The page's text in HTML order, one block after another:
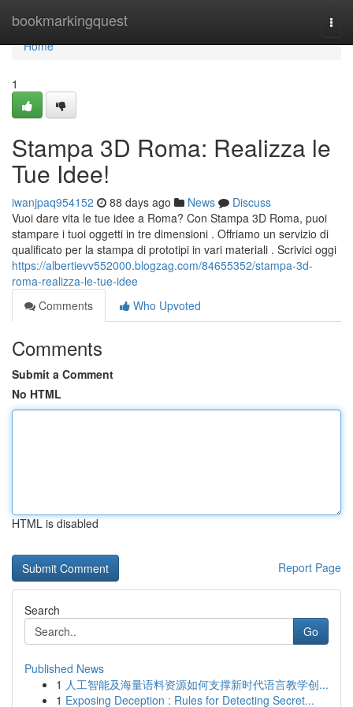
bookmarkingquest
Home
Home
1
Stampa 3D Roma: Realizza le
Tue Idee!
iwanjpaq954152 88 days ago News
Discuss
Vuoi dare vita le tue idee a Roma? Con Stampa 3D Roma, puoi
stampare i tuoi oggetti in tre dimensioni . Offriamo un servizio di
qualificato per la stampa di prototipi in vari materiali . Scrivici oggi
https://albertievv552000.blogzag.com/84655352/stampa-3d-
roma-realizza-le-tue-idee
Comments
Who Upvoted
Comments
Submit a Comment
No HTML
HTML is disabled
Report Page
Search
Go
Published News
1 人工智能及海量语料资源如何支撑新时代语言教学创...
1 Exposing Deception : Rules for Detecting Secret...